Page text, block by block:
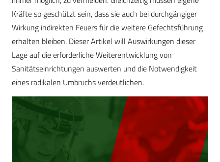
Kräfte so geschützt sein, dass sie auch bei durchgängiger
Wirkung indirekten Feuers für die weitere Gefechtsführung
erhalten bleiben. Dieser Artikel will Auswirkungen dieser
Lage auf die erforderliche Weiterentwicklung von
Sanitätseinrichtungen auswerten und die Notwendigkeit
eines radikalen Umbruchs verdeutlichen.